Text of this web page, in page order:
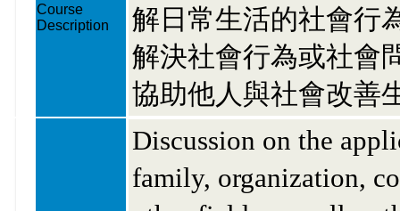
Course
Description
解日常生活的社會行
解決社會行為或社會
協助他人與社會改善
Discussion on the
family, organization,